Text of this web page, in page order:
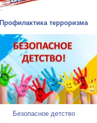
Профилактика терроризма
Безопасное детство